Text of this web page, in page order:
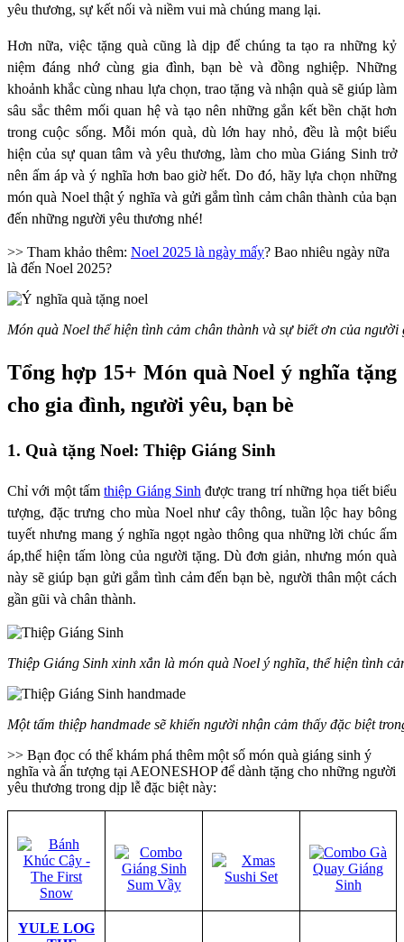
yêu thương, sự kết nối và niềm vui mà chúng mang lại.
Hơn nữa, việc tặng quà cũng là dịp để chúng ta tạo ra những kỷ
niệm đáng nhớ cùng gia đình, bạn bè và đồng nghiệp. Những
khoảnh khắc cùng nhau lựa chọn, trao tặng và nhận quà sẽ giúp làm
sâu sắc thêm mối quan hệ và tạo nên những gắn kết bền chặt hơn
trong cuộc sống. Mỗi món quà, dù lớn hay nhỏ, đều là một biểu
hiện của sự quan tâm và yêu thương, làm cho mùa Giáng Sinh trở
nên ấm áp và ý nghĩa hơn bao giờ hết. Do đó, hãy lựa chọn những
món quà Noel thật ý nghĩa và gửi gắm tình cảm chân thành của bạn
đến những người yêu thương nhé!
>> Tham khảo thêm: Noel 2025 là ngày mấy? Bao nhiêu ngày nữa
là đến Noel 2025?
Món quà Noel thể hiện tình cảm chân thành và sự biết ơn của
Tổng hợp 15+ Món quà Noel ý nghĩa tặng
cho gia đình, người yêu, bạn bè
1. Quà tặng Noel: Thiệp Giáng Sinh
Chỉ với một tấmthiệp Giáng Sinh được trang trí những họa tiết biểu
tượng, đặc trưng cho mùa Noel như cây thông, tuần lộc hay bông
tuyết nhưng mang ý nghĩa ngọt ngào thông qua những lời chúc ấm
áp,thể hiện tấm lòng của người tặng. Dù đơn giản, nhưng món quà
này sẽ giúp bạn gửi gắm tình cảm đến bạn bè, người thân một cách
gần gũi và chân thành.
Thiệp Giáng Sinh xinh xắn là món quà Noel ý nghĩa, thể hiện tình
Một tấm thiệp handmade sẽ khiến người nhận cảm thấy đặc biệt
>> Bạn đọc có thể khám phá thêm một số món quà giáng sinh ý
nghĩa và ấn tượng tại AEONESHOP để dành tặng cho những người
yêu thương trong dịp lễ đặc biệt này:
YULE LOG